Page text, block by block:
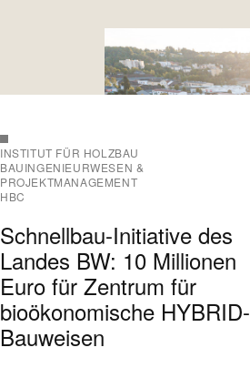
INSTITUT FÜR HOLZBAU
BAUINGENIEURWESEN &
PROJEKTMANAGEMENT
HBC
Schnellbau-Initiative des
Landes BW: 10 Millionen
Euro für Zentrum für
bioökonomische HYBRID-
Bauweisen